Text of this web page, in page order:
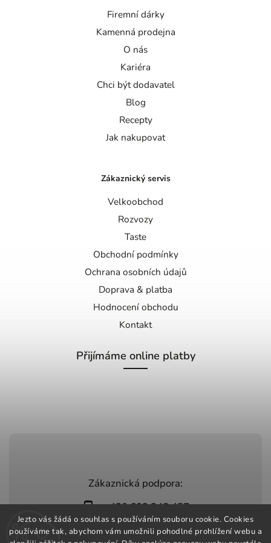
Jezto vás žádá o souhlas s používáním souboru cookie. Cookies
používáme tak, abychom vám umožnili pohodlné prohlížení webu a
Zákaznická podpora:
+420 603 248 457
info@jeztomarket.cz
Firemní dárky
Kamenná prodejna
O nás
Kariéra
Chci být dodavatel
Blog
Recepty
Jak nakupovat
Zákaznický servis
Velkoobchod
Rozvozy
Taste
Obchodní podmínky
Ochrana osobních údajů
Doprava & platba
Hodnocení obchodu
Kontakt
Přijímáme online platby